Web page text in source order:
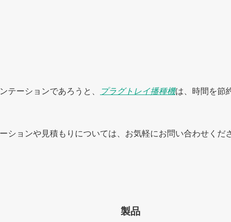
テーションであろうと、 プラグトレイ播種機は、時間を節
ションや見積もりについては、お気軽にお問い合わせくだ
製品